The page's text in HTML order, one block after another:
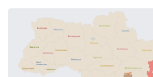
ȘTIREA MEA
Titlu știre+ Adaugă titlu